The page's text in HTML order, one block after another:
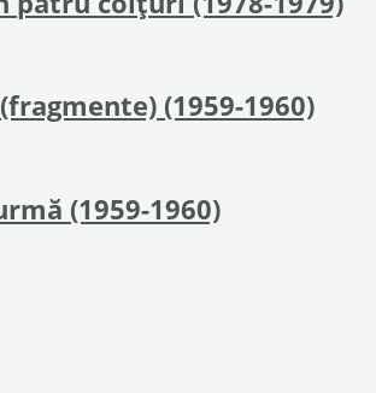
(1959-1960)
(1959-1960)